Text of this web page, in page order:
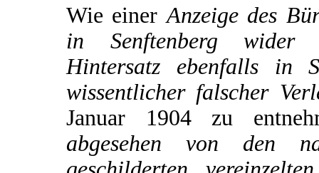
Wie einer Anzeige des
in Senftenberg wider
Hintersatz ebenfalls in
wissentlicher falscher
Januar 1904 zu
abgesehen von den